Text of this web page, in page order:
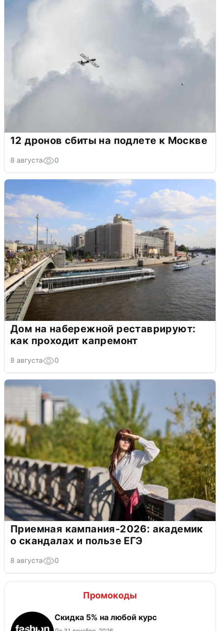
12 дронов сбиты на подлете к Москве
8 августа 0
Дом на набережной реставрируют:
как проходит капремонт
8 августа 0
Приемная кампания-2026: академик
о скандалах и пользе ЕГЭ
8 августа 0
Промокоды
Скидка 5% на любой курс